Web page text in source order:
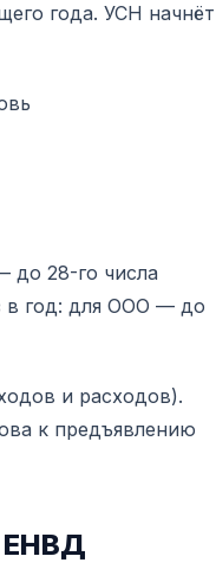
года. УСН начнёт
до 28-го числа
в год: для ООО — до
и расходов).
к предъявлению
ЕНВД